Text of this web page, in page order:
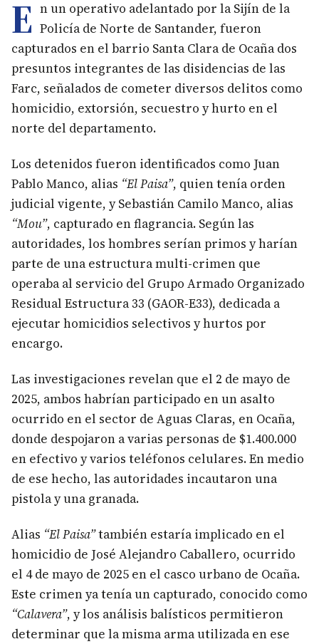
E n un operativo adelantado por la Sijín de la
Policía de Norte de Santander, fueron
capturados en el barrio Santa Clara de Ocaña dos
presuntos integrantes de las disidencias de las
Farc, señalados de cometer diversos delitos como
homicidio, extorsión, secuestro y hurto en el
norte del departamento.
Los detenidos fueron identificados como Juan
Pablo Manco, alias “El Paisa”, quien tenía orden
judicial vigente, y Sebastián Camilo Manco, alias
“Mou”, capturado en flagrancia. Según las
autoridades, los hombres serían primos y harían
parte de una estructura multi-crimen que
operaba al servicio del Grupo Armado Organizado
Residual Estructura 33 (GAOR-E33), dedicada a
ejecutar homicidios selectivos y hurtos por
encargo.
Las investigaciones revelan que el 2 de mayo de
2025, ambos habrían participado en un asalto
ocurrido en el sector de Aguas Claras, en Ocaña,
donde despojaron a varias personas de $1.400.000
en efectivo y varios teléfonos celulares. En medio
de ese hecho, las autoridades incautaron una
pistola y una granada.
Alias “El Paisa”también estaría implicado en el
homicidio de José Alejandro Caballero, ocurrido
el 4 de mayo de 2025 en el casco urbano de Ocaña.
Este crimen ya tenía un capturado, conocido como
“Calavera”, y los análisis balísticos permitieron
determinar que la misma arma utilizada en ese